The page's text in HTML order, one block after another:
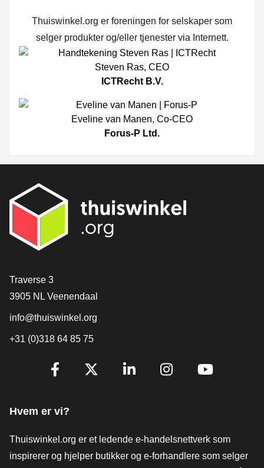
Thuiswinkel.org er foreningen for selskaper som
selger produkter og/eller tjenester via Internett.
Steven Ras, CEO
ICTRecht B.V.
Eveline van Manen, Co-CEO
Forus-P Ltd.
[_General:Contact]
Traverse 3
3905 NL Veenendaal
info@thuiswinkel.org
+31 (0)318 64 85 75
[_General:SocialMediaTitle]
Hvem er vi?
Thuiswinkel.org er et ledende e-handelsnettverk som
inspirerer og hjelper butikker og e-forhandlere som selger